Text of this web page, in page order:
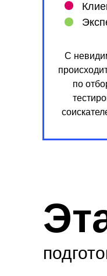
С
по